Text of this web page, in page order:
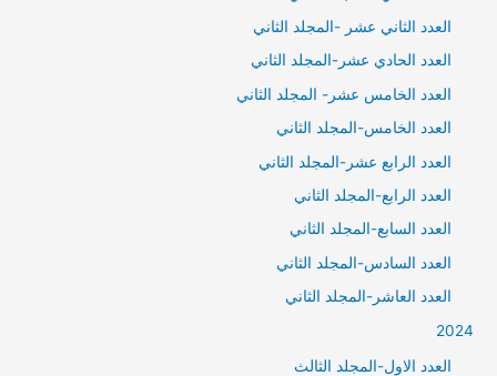
العدد الثاني عشر -المجلد الثاني
العدد الحادي عشر-المجلد الثاني
العدد الخامس عشر- المجلد الثاني
العدد الخامس-المجلد الثاني
العدد الرابع عشر-المجلد الثاني
العدد الرابع-المجلد الثاني
العدد السابع-المجلد الثاني
العدد السادس-المجلد الثاني
العدد العاشر-المجلد الثاني
2024
العدد الاول-المجلد الثالث